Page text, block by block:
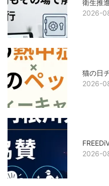
衛生推
2026-
猫の日
2026-
2026-